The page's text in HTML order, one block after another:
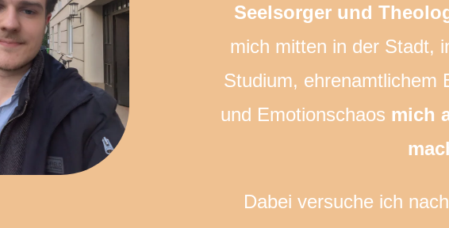
Seelsorger und
mich mitten in der Stadt,
Studium, ehrenamtlichem
und Emotionschaos mich
Dabei versuche ich